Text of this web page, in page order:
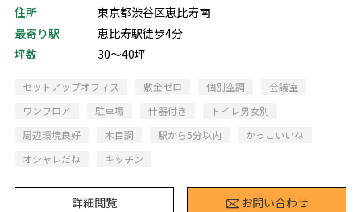
住所
東京都渋谷区恵比寿南
最寄り駅
恵比寿駅徒歩4分
坪数
30～40坪
セットアップオフィス 敷金ゼロ 個別空調
会議室
ワンフロア
駐車場 什器付き
トイレ男女別
周辺環境良好
木目調 駅から5分以内
かっこいいね
オシャレだね
キッチン
詳細閲覧 お問い合わせ